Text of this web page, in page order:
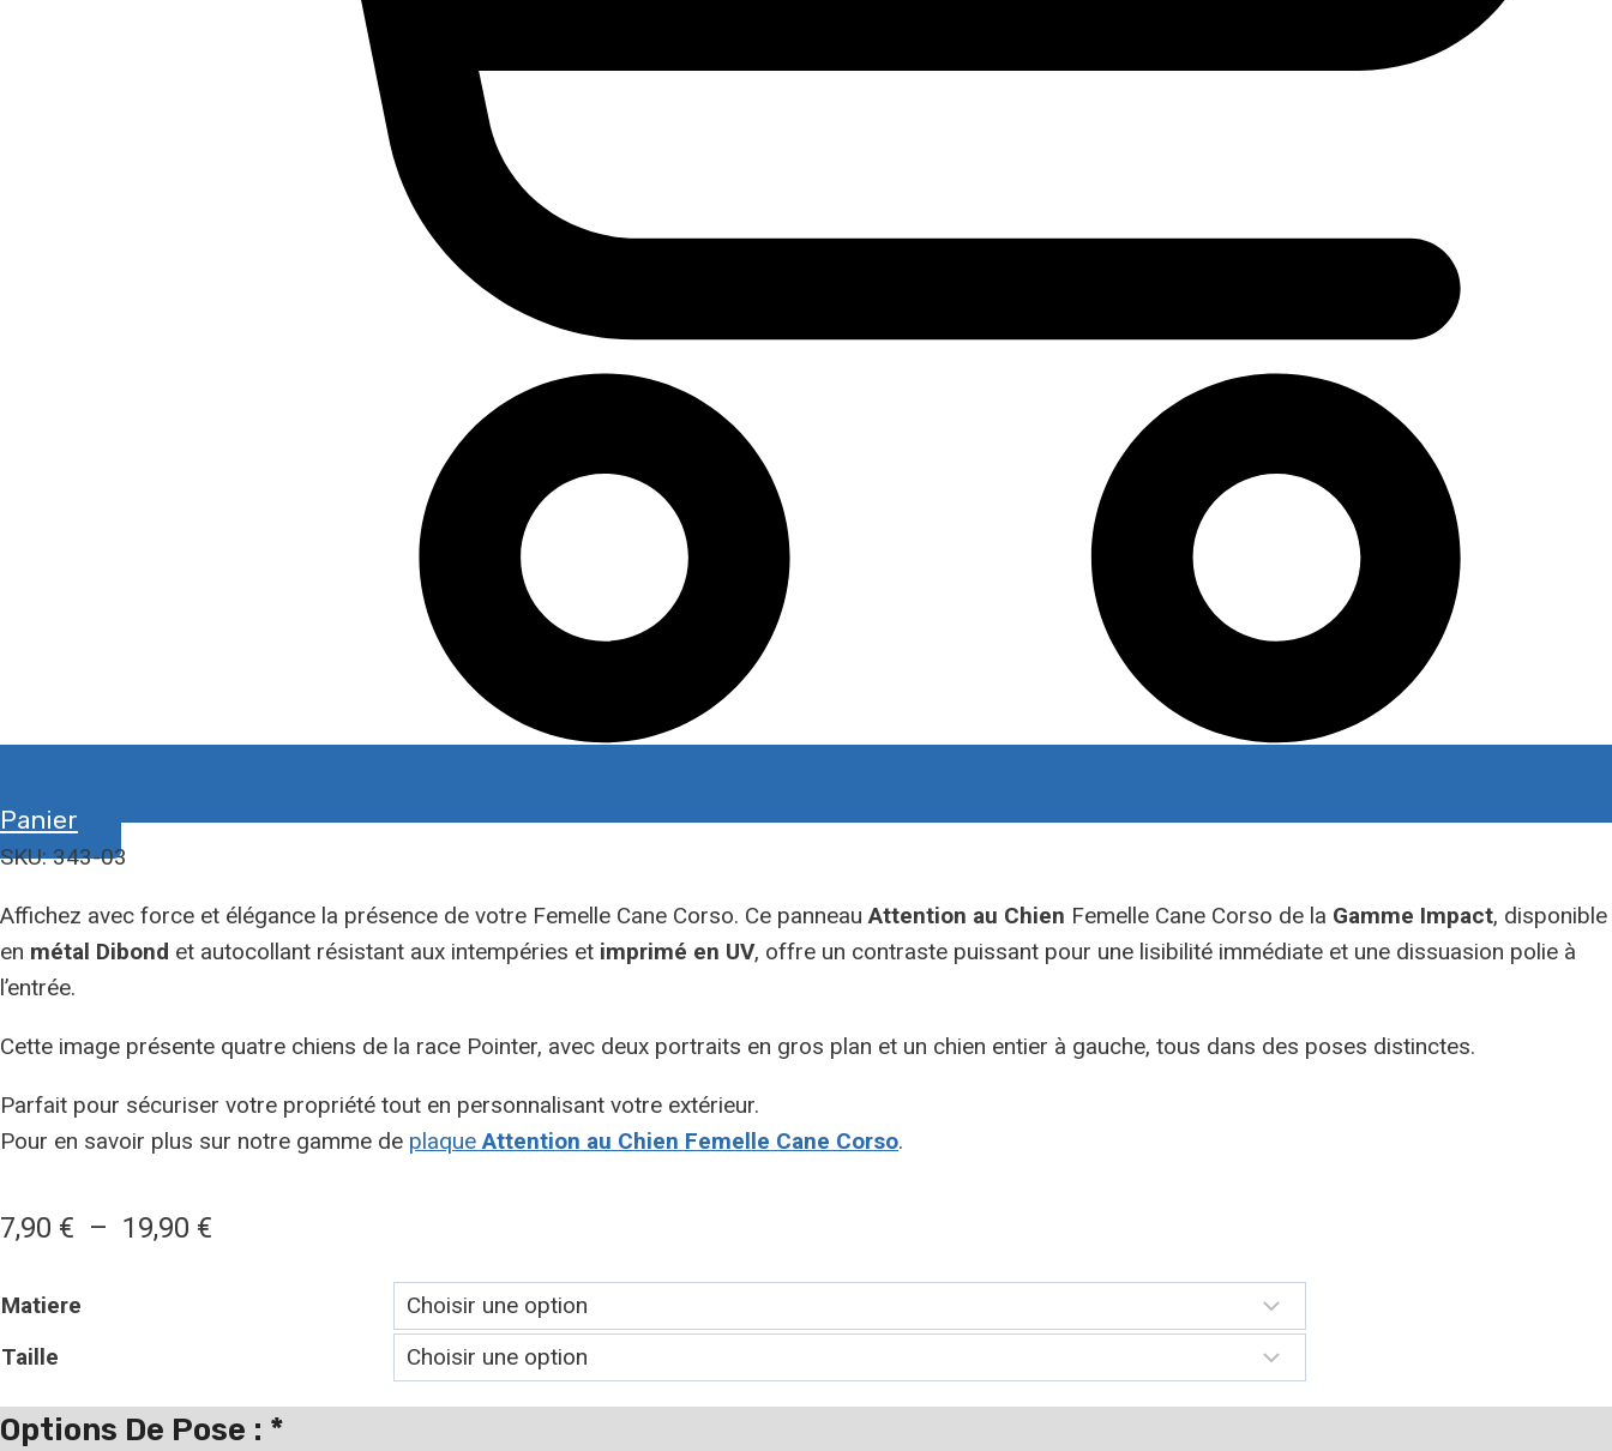
Panier
SKU: 343-03
Affichez avec force et élégance la présence de votre Femelle Cane Corso. Ce panneauAttention au Chien Femelle Cane Corso de la Gamme Impact, disponible
en métal Dibond et autocollant résistant aux intempéries et imprimé en UV, offre un contraste puissant pour une lisibilité immédiate et une dissuasion polie à
l’entrée.
Cette image présente quatre chiens de la race Pointer, avec deux portraits en gros plan et un chien entier à gauche, tous dans des poses distinctes.
Parfait pour sécuriser votre propriété tout en personnalisant votre extérieur.
Pour en savoir plus sur notre gamme de plaqueAttention au Chien Femelle Cane Corso.
7,90 € – 19,90 €
à
Matiere
Taille
Options De Pose : *